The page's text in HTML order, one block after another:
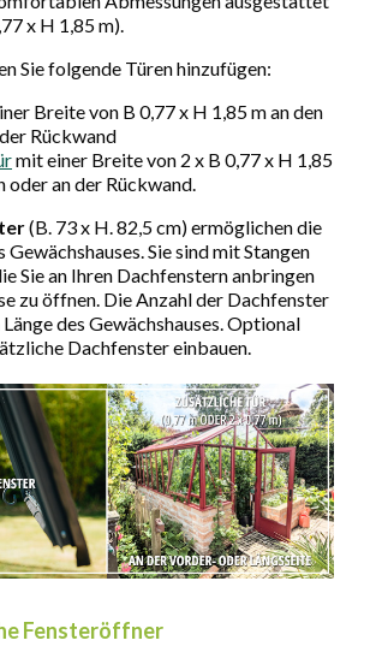
x H 1,85 m).
Sie folgende Türen hinzufügen:
Breite von B 0,77 x H 1,85 m an den
Rückwand
mit einer Breite von 2 x B 0,77 x H 1,85
oder an der Rückwand.
(B. 73 x H. 82,5 cm) ermöglichen die
Sie sind mit Stangen
Sie an Ihren Dachfenstern anbringen
zu öffnen. Die Anzahl der Dachfenster
des Gewächshauses. Optional
Dachfenster einbauen.
Fensteröffner